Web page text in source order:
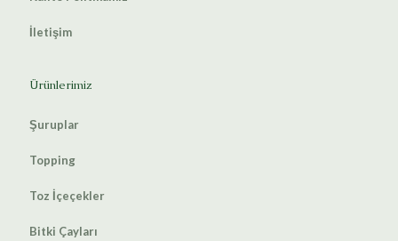
İletişim
Ürünlerimiz
Şuruplar
Topping
Toz İçeçekler
Bitki Çayları